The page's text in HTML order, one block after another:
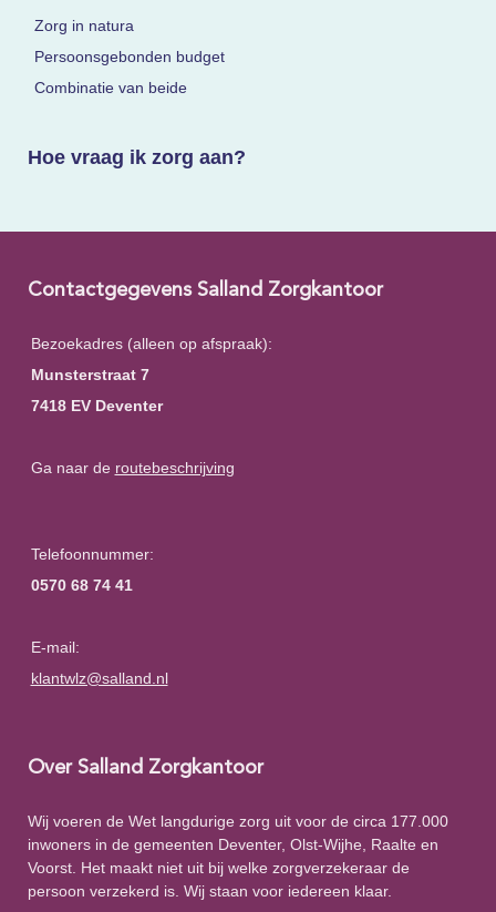
Zorg in natura
Persoonsgebonden budget
Combinatie van beide
Hoe vraag ik zorg aan?
Contactgegevens Salland Zorgkantoor
Bezoekadres (alleen op afspraak):
Munsterstraat 7
7418 EV Deventer
Ga naar de routebeschrijving
Telefoonnummer:
0570 68 74 41
E-mail:
klantwlz@salland.nl
Over Salland Zorgkantoor
Wij voeren de Wet langdurige zorg uit voor de circa 177.000
inwoners in de gemeenten Deventer, Olst-Wijhe, Raalte en
Voorst. Het maakt niet uit bij welke zorgverzekeraar de
persoon verzekerd is. Wij staan voor iedereen klaar.